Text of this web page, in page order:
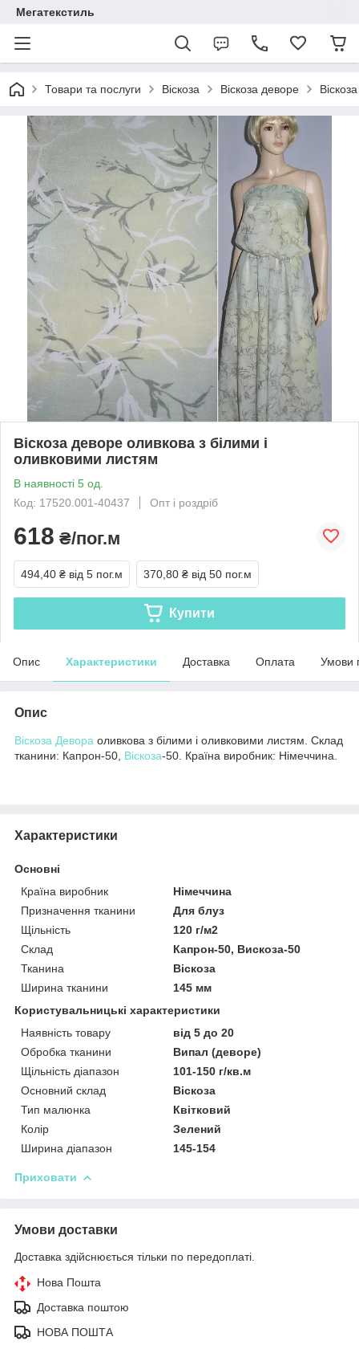
Мегатекстиль
Товари та послуги Віскоза Віскоза деворе
Віскоза деворе оливкова з білими і
оливковими листям
В наявності 5 од.
Код: 17520.001-40437
Опт і роздріб
618 ₴/пог.м
494,40 ₴ від 5 пог.м 370,80 ₴ від 50 пог.м
Купити
Опис Характеристики Доставка Оплата Умови
Опис
Віскоза Девора оливкова з білими і оливковими листям. Склад
тканини: Капрон-50, Віскоза-50. Країна виробник: Німеччина.
Характеристики
Основні
Країна виробник
Німеччина
Призначення тканини
Для блуз
Щільність
120 г/м2
Склад
Капрон-50, Вискоза-50
Тканина
Віскоза
Ширина тканини
145 мм
Користувальницькі характеристики
Наявність товару
від 5 до 20
Обробка тканини
Випал (деворе)
Щільність діапазон
101-150 г/кв.м
Основний склад
Віскоза
Тип малюнка
Квітковий
Колір
Зелений
Ширина діапазон
145-154
Приховати
Умови доставки
Доставка здійснюється тільки по передоплаті.
Нова Пошта
Доставка поштою
НОВА ПОШТА